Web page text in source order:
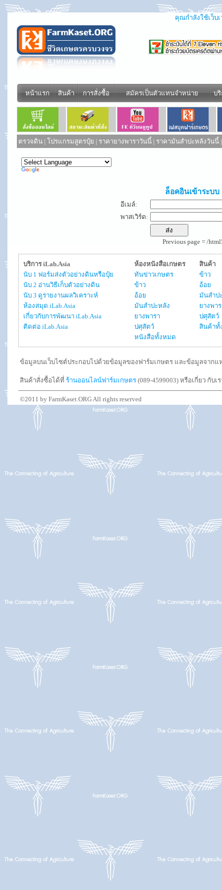
คุณกำลังใช้เว็บ
หน้าแรก สินค้า การสั่งซื้อ สมัครเป็นตัวแทนจำหน่าย บ
ตรวจดิน | โปรแกรมสูตรปุ๋ย | ราคายางพาราวันนี้ | ราคามันสำปะหลังวันนี้
ล็อคอินเข้าระบบ
อีเมล์:
พาสเวิร์ด:
Previous page = /
บริการ iLab.Asia
นับ 1 ฟอร์มส่งตัวอย่างดินหรือปุ๋ย
นับ 2 อ่านวิธีเก็บตัวอย่างดิน
นับ 3 ดูรายงานผลวิเคราะห์
ห้องสมุด iLab.Asia
เกี่ยวกับการพัฒนา iLab.Asia
ติดต่อ iLab.Asia
ห้องหนังสือเกษตร
ทันข่าวเกษตร
ข้าว
อ้อย
มันสำปะหลัง
ยางพารา
ปศุสัตว์
หนังสือทั้งหมด
สินค้า
ข้าว
อ้อย
มันสำป
ยางพา
ปศุสัตว์
สินค้าทั้
ข้อมูลบนเว็บไซต์ประกอบไปด้วยข้อมูลของฟาร์มเกษตร และข้อมูลจาก
สินค้าสั่งซื้อได้ที่ ร้านออนไลน์ฟาร์มเกษตร (089-4599003) หรือเกี่ยว กับเ
©2011 by FarmKaset.ORG All rights reserved